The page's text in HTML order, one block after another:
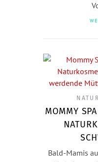
MOMMY
Bald-Mamis